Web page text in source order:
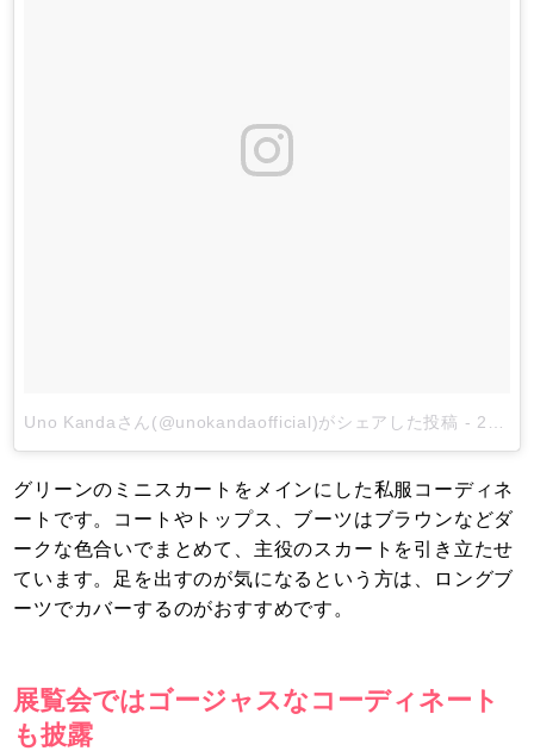
Uno Kandaさん(@unokandaofficial)がシェアした投稿 - 2018年 2月月9日午前12時17分PST
グリーンのミニスカートをメインにした私服コーディネ
ートです。コートやトップス、ブーツはブラウンなどダ
ークな色合いでまとめて、主役のスカートを引き立たせ
ています。足を出すのが気になるという方は、ロングブ
ーツでカバーするのがおすすめです。
展覧会ではゴージャスなコーディネート
も披露